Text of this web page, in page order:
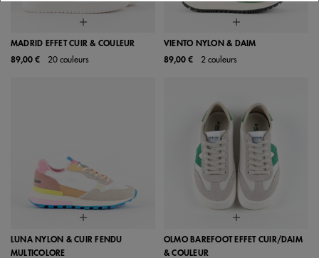
MADRID EFFET CUIR & COULEUR
89,00 €
20 couleurs
VIENTO NYLON & DAIM
89,00 €
2 couleurs
LUNA NYLON & CUIR FENDU
MULTICOLORE
OLMO BAREFOOT EFFET CUIR/DAIM
& COULEUR